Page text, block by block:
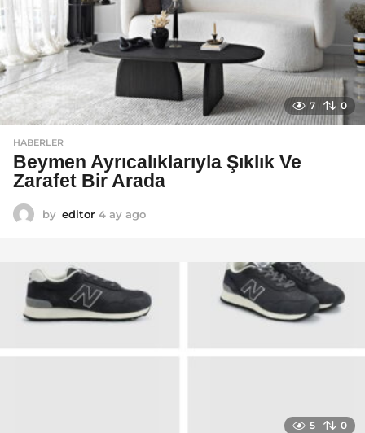
7 0
HABERLER
Beymen Ayrıcalıklarıyla Şıklık Ve
Zarafet Bir Arada
by editor 4 ay ago
o
5 0